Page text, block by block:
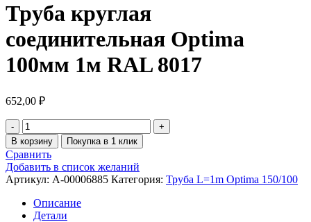
Труба круглая
соединительная Optima
100мм 1м RAL 8017
652,00 ₽
В корзину Покупка в 1 клик
Сравнить
Добавить в список желаний
Артикул: A-00006885 Категория: Труба L=1m Optima 150/100
Описание
Детали